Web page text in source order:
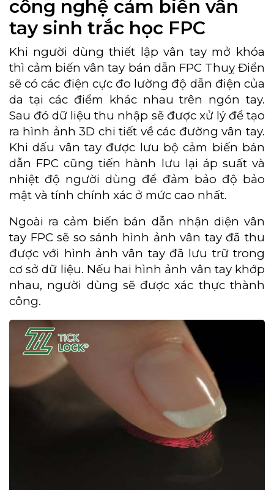
công nghệ cảm biến vân
tay sinh trắc học FPC
Khi người dùng thiết lập vân tay mở khóa
thì cảm biến vân tay bán dẫn FPC Thuỵ Điển
sẽ có các điện cực đo lường độ dẫn điện của
da tại các điểm khác nhau trên ngón tay.
Sau đó dữ liệu thu nhập sẽ được xử lý để tạo
ra hình ảnh 3D chi tiết về các đường vân tay.
Khi dấu vân tay được lưu bộ cảm biến bán
dẫn FPC cũng tiến hành lưu lại áp suất và
nhiệt độ người dùng để đảm bảo độ bảo
mật và tính chính xác ở mức cao nhất.
Ngoài ra cảm biến bán dẫn nhận diện vân
tay FPC sẽ so sánh hình ảnh vân tay đã thu
được với hình ảnh vân tay đã lưu trữ trong
cơ sở dữ liệu. Nếu hai hình ảnh vân tay khớp
nhau, người dùng sẽ được xác thực thành
công.